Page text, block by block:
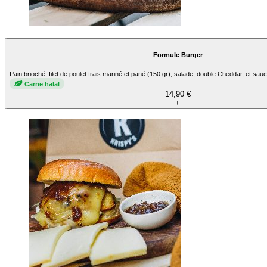
Formule Burger
Pain brioché, filet de poulet frais mariné et pané (150 gr), salade, double Cheddar, et
Carne halal
14,90 €
+